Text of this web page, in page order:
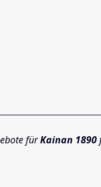
fürKainan 1890